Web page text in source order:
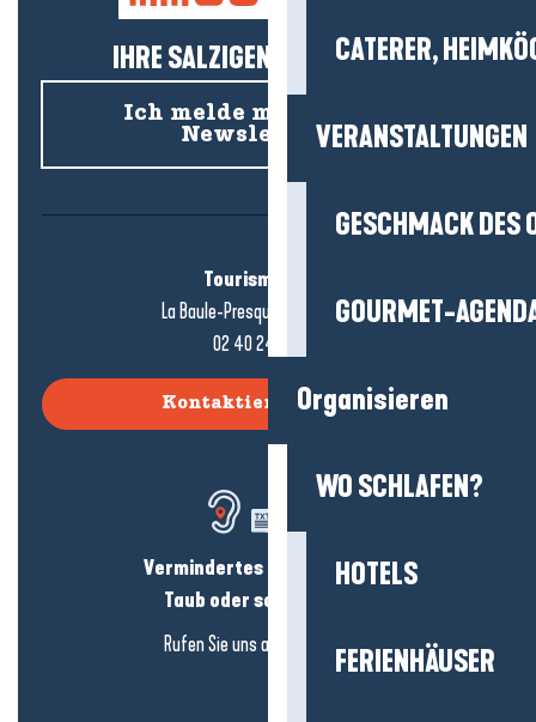
CATERER,
VERANSTALTUNGEN
GESCHMACK DES
GOURMET-
Organisieren
WO SCHLAFEN?
HOTELS
FERIENHÄUSER
IHRE SALZIGEN NEUIGKEITEN!
Ich melde mich für den
Newsletter an
Tourismusbüro
La Baule-Presqu'île de Guérande
02 40 24 34 44
Kontaktieren Sie uns
Vermindertes Hörvermögen?
Taub oder schwerhörig?
Rufen Sie uns an in
hier klicken